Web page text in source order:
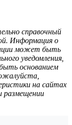
справочный
Информация о
может быть
уведомления,
основанием
на сайтах
размещении